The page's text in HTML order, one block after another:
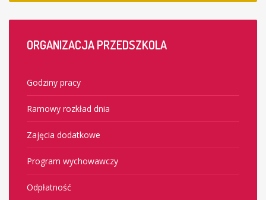
ORGANIZACJAPRZEDSZKOLA
Godziny pracy
Ramowy rozkład dnia
Zajęcia dodatkowe
Program wychowawczy
Odpłatność